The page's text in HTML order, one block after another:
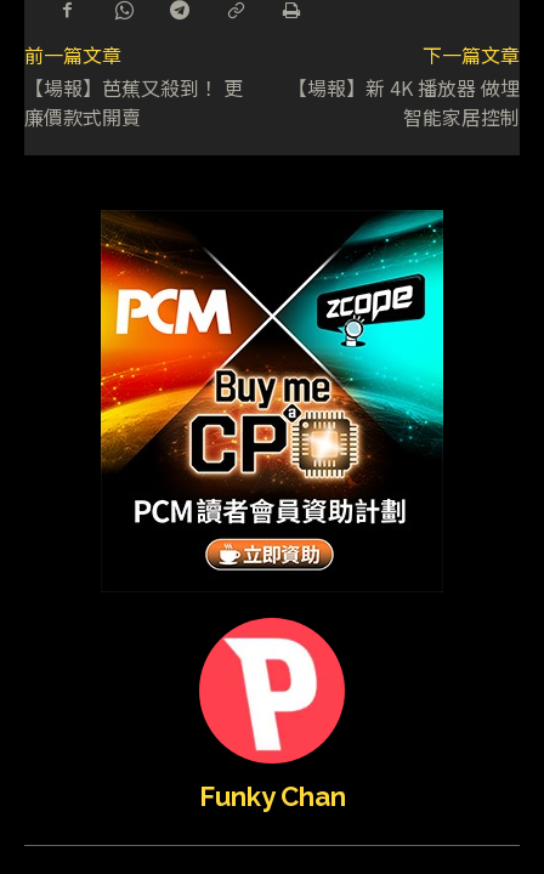
前一篇文章
【場報】芭蕉又殺到！ 更
廉價款式開賣
下一篇文章
【場報】新 4K 播放器 做埋
智能家居控制
Funky Chan